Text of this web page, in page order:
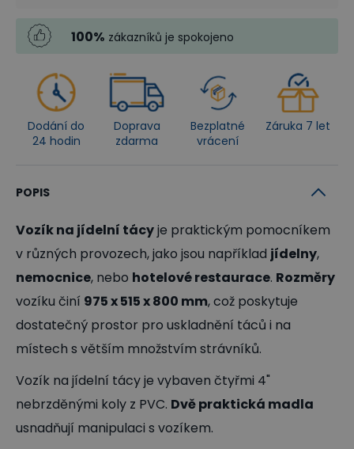
100% zákazníků je spokojeno
Dodání do
24 hodin
Doprava
zdarma
Bezplatné
vrácení
Záruka 7 let
POPIS
Vozík na jídelní tácyje praktickým pomocníkem
v různých provozech, jako jsou například jídelny,
nemocnice, nebo hotelové restaurace. Rozměry
vozíku činí 975 x 515 x 800 mm, což poskytuje
dostatečný prostor pro uskladnění táců i na
místech s větším množstvím strávníků.
Vozík na jídelní tácy je vybaven čtyřmi 4"
nebrzděnými koly z PVC. Dvě praktická madla
usnadňují manipulaci s vozíkem.